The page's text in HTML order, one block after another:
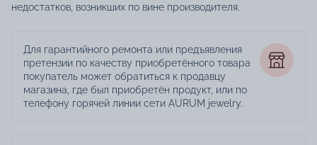
недостатков, возникших по вине производителя.
Для гарантийного ремонта или предъявления
претензии по качеству приобретённого товара
покупатель может обратиться к продавцу
магазина, где был приобретён продукт, или по
телефону горячей линии сети AURUM jewelry.